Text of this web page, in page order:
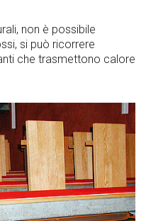
non è possibile
si può ricorrere
che trasmettono calore